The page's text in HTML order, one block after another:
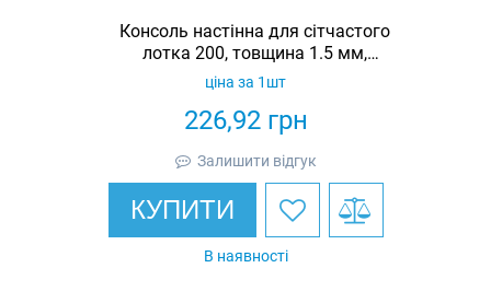
Консоль настінна для сітчастого
лотка 200, товщина 1.5 мм,
оцинкована, Ardic
226,92грн
ціна за 1шт
Залишити відгук
КУПИТИ
В наявності